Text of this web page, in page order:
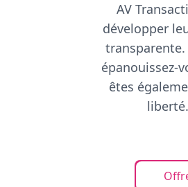
AV
développer
épanouissez-
êtes